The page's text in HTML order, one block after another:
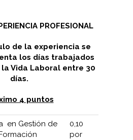
PROFESIONAL
de la experiencia se
los días trabajados
Vida Laboral entre 30
días.
4 puntos
en Gestión de
0,10
por